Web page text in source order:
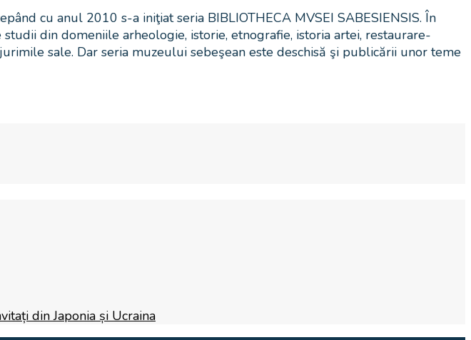
cu anul 2010 s-a iniţiat seria BIBLIOTHECA MVSEI SABESIENSIS. În
din domeniile arheologie, istorie, etnografie, istoria artei, restaurare-
sale. Dar seria muzeului sebeşean este deschisă şi publicării unor teme
din Japonia și Ucraina